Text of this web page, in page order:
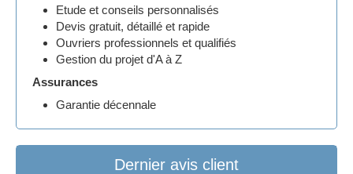
Etude et conseils personnalisés
Devis gratuit, détaillé et rapide
Ouvriers professionnels et qualifiés
Gestion du projet d'A à Z
Assurances
Garantie décennale
Dernier avis client